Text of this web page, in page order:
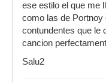
ese estilo el que me
como las de Portnoy
contundentes que le
cancion
Salu2